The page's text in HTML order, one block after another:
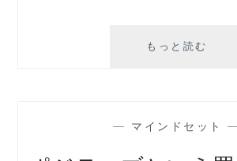
もっと読む
に
— マインドセット